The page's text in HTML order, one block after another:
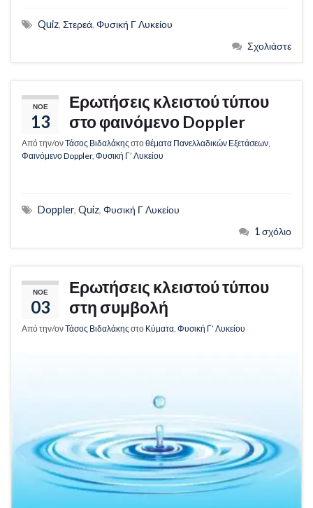
Quiz, Στερεά, Φυσική Γ Λυκείου
Σχολιάστε
ΝΟΈ
13
Ερωτήσεις κλειστού τύπου
στο φαινόμενο Doppler
Από την/ονΤάσος Βιδαλάκης στοθέματα Πανελλαδικών Εξετάσεων,
Φαινόμενο Doppler, Φυσική Γ’ Λυκείου
Doppler, Quiz, Φυσική Γ Λυκείου
1 σχόλιο
ΝΟΈ
03
Ερωτήσεις κλειστού τύπου
στη συμβολή
Από την/ονΤάσος Βιδαλάκης στο Κύματα, Φυσική Γ’ Λυκείου